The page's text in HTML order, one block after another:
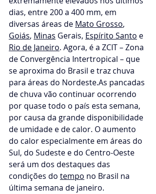
dias, entre 200 a 400 mm, em
diversas áreas de Mato Grosso,
Goiás, Minas Gerais, Espírito Santo e
Rio de Janeiro. Agora, é a ZCIT – Zona
de Convergência Intertropical – que
se aproxima do Brasil e traz chuva
para áreas do Nordeste.As pancadas
de chuva vão continuar ocorrendo
por quase todo o país esta semana,
por causa da grande disponibilidade
de umidade e de calor. O aumento
do calor especialmente em áreas do
Sul, do Sudeste e do Centro-Oeste
será um dos destaques das
condições do tempo no Brasil na
última semana de janeiro.